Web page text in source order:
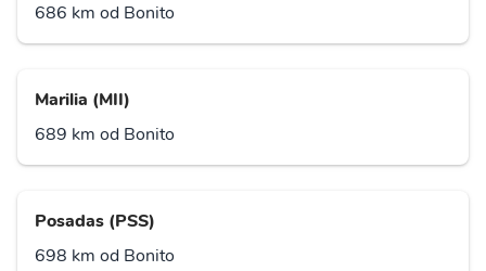
686 km od Bonito
Marilia (MII)
689 km od Bonito
Posadas (PSS)
698 km od Bonito